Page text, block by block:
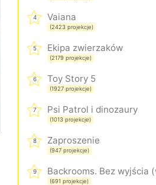
4 Vaiana
(2423 projekcje)
5 Ekipa zwierzaków
(2179 projekcje)
6 Toy Story 5
(1927 projekcje)
7 Psi Patrol i dinozaury
(1013 projekcje)
8 Zaproszenie
(947 projekcje)
9
(691 projekcje)